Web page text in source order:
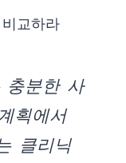
교하라
충분한 사
획에서
클리닉